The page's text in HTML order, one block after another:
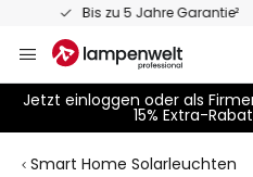
Inhalt
springen
Jetzt einloggen oder als
15% Extra-
Smart Home Solarleuchten